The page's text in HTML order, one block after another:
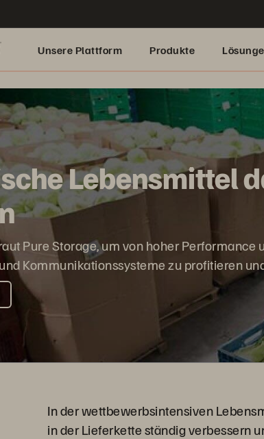
Unsere Plattform Produkte
Lebensmittel
Pure Storage, um von hoher Performance
Kommunikationssysteme zu profitieren
In der wettbewerbsintensiven
in der Lieferkette ständig verbessern